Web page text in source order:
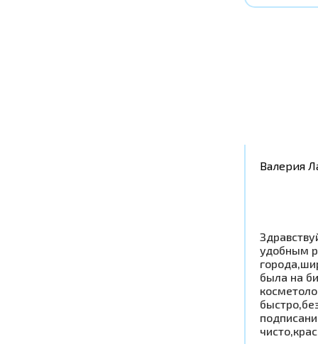
Валерия
удобным
была на